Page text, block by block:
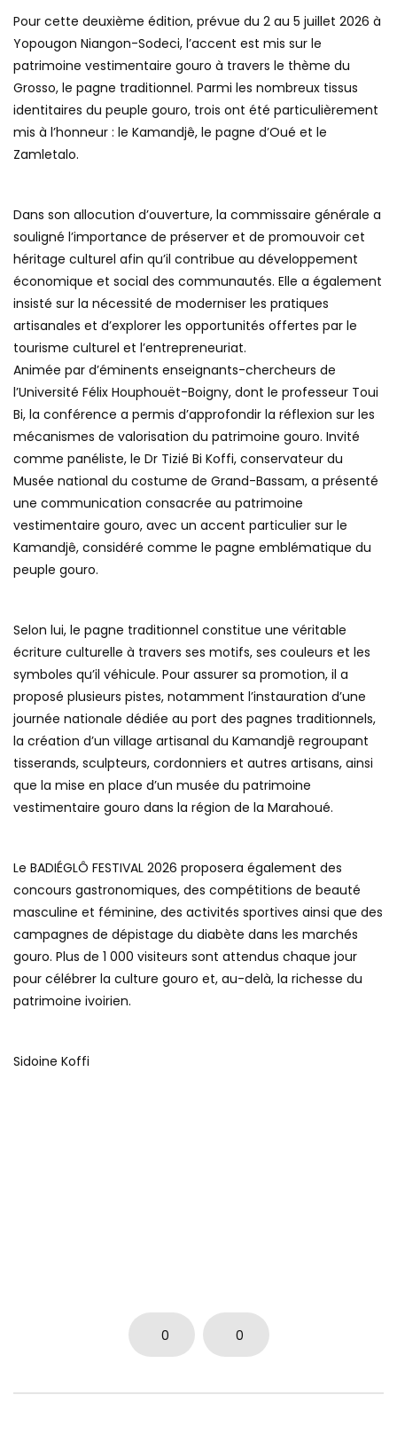
Pour cette deuxième édition, prévue du 2 au 5 juillet 2026 à
Yopougon Niangon-Sodeci, l’accent est mis sur le
patrimoine vestimentaire gouro à travers le thème du
Grosso, le pagne traditionnel. Parmi les nombreux tissus
identitaires du peuple gouro, trois ont été particulièrement
mis à l’honneur : le Kamandjê, le pagne d’Oué et le
Zamletalo.
Dans son allocution d’ouverture, la commissaire générale a
souligné l’importance de préserver et de promouvoir cet
héritage culturel afin qu’il contribue au développement
économique et social des communautés. Elle a également
insisté sur la nécessité de moderniser les pratiques
artisanales et d’explorer les opportunités offertes par le
tourisme culturel et l’entrepreneuriat.
Animée par d’éminents enseignants-chercheurs de
l’Université Félix Houphouët-Boigny, dont le professeur Toui
Bi, la conférence a permis d’approfondir la réflexion sur les
mécanismes de valorisation du patrimoine gouro. Invité
comme panéliste, le Dr Tizié Bi Koffi, conservateur du
Musée national du costume de Grand-Bassam, a présenté
une communication consacrée au patrimoine
vestimentaire gouro, avec un accent particulier sur le
Kamandjê, considéré comme le pagne emblématique du
peuple gouro.
Selon lui, le pagne traditionnel constitue une véritable
écriture culturelle à travers ses motifs, ses couleurs et les
symboles qu’il véhicule. Pour assurer sa promotion, il a
proposé plusieurs pistes, notamment l’instauration d’une
journée nationale dédiée au port des pagnes traditionnels,
la création d’un village artisanal du Kamandjê regroupant
tisserands, sculpteurs, cordonniers et autres artisans, ainsi
que la mise en place d’un musée du patrimoine
vestimentaire gouro dans la région de la Marahoué.
Le BADIÉGLÔ FESTIVAL 2026 proposera également des
concours gastronomiques, des compétitions de beauté
masculine et féminine, des activités sportives ainsi que des
campagnes de dépistage du diabète dans les marchés
gouro. Plus de 1 000 visiteurs sont attendus chaque jour
pour célébrer la culture gouro et, au-delà, la richesse du
patrimoine ivoirien.
Sidoine Koffi
0 0